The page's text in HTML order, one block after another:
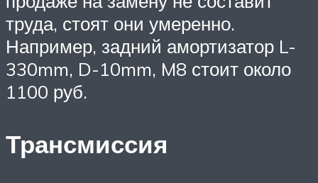
труда, стоят они умеренно.
Например, задний амортизатор L-
330mm, D-10mm, M8 стоит около
1100 руб.
Трансмиссия